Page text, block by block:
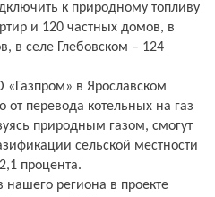
к природному топливу
и 120 частных домов, в
в селе Глебовском – 124
«Газпром» в Ярославском
перевода котельных на газ
природным газом, смогут
сельской местности
процента.
региона в проекте